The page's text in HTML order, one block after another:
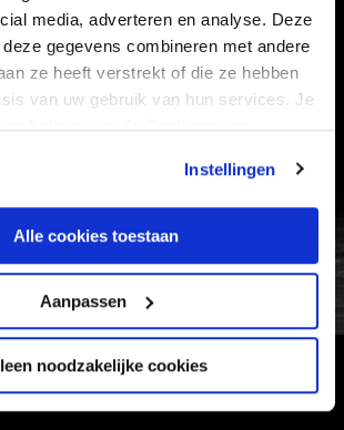
media, adverteren en analyse. Deze
gegevens combineren met andere
ze heeft verstrekt of die ze hebben
van uw gebruik van hun services. Je
beheren op de Cookiepagina.
Instellingen
Alle cookies toestaan
Aanpassen
noodzakelijke cookies